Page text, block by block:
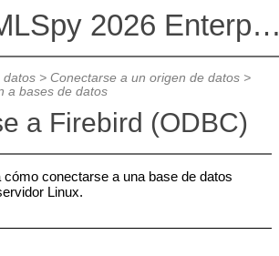
Altova XMLSpy 2026
datos> Conectarse a un origen de datos>
a bases de datos
a Firebird (ODBC)
conectarse a una base de datos
Linux.